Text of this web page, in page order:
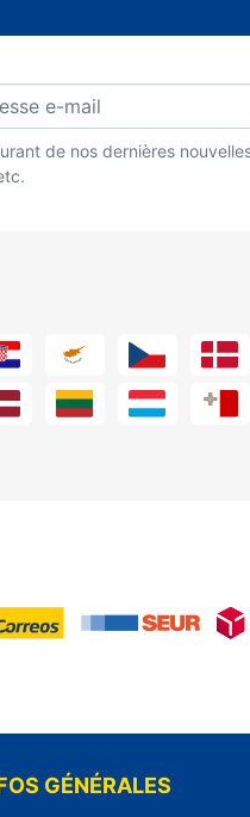
de nos dernières
GÉNÉRALES